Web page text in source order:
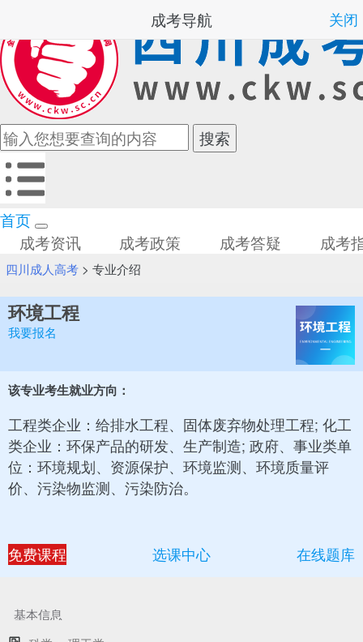
首页
成考资讯
成考政策 成考答疑 成考
四川成人高考> 专业介绍
环境工程
我要报名
该专业考生就业方向：
工程类企业：给排水工程、固体废弃物处理工程; 化工
类企业：环保产品的研发、生产制造; 政府、事业类单
位：环境规划、资源保护、环境监测、环境质量评
价、污染物监测、污染防治。
免费课程 选课中心 在线题库
基本信息
成考导航 关闭